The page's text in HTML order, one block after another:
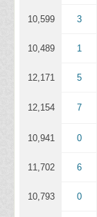
3
10,599
1
10,489
5
12,171
7
12,154
0
10,941
6
11,702
0
10,793